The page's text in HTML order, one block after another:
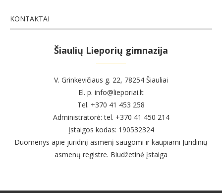
KONTAKTAI
Šiaulių Lieporių gimnazija
V. Grinkevičiaus g. 22, 78254 Šiauliai
El. p. info@lieporiai.lt
Tel. +370 41 453 258
Administratorė: tel. +370 41 450 214
Įstaigos kodas: 190532324
Duomenys apie juridinį asmenį saugomi ir kaupiami Juridinių
asmenų registre. Biudžetinė įstaiga